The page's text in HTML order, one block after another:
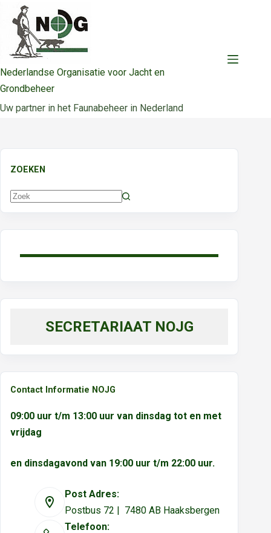
naar
inhoud
Nederlandse Organisatie voor Jacht en
Grondbeheer
Uw partner in het Faunabeheer in Nederland
ZOEKEN
Geen
SECRETARIAAT NOJG
Contact Informatie NOJG
09:00 uur t/m 13:00 uur van dinsdag tot en met
vrijdag
en dinsdagavond van 19:00 uur t/m 22:00 uur.
Post Adres:
Postbus 72 | 7480 AB Haaksbergen
Telefoon: